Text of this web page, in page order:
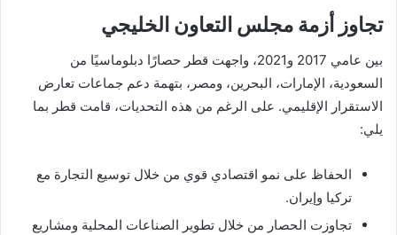
تجاوز أزمة مجلس التعاون الخليجي
بين عامي 2017 و2021، واجهت قطر حصارًا دبلوماسيًا من
السعودية، الإمارات، البحرين، ومصر، بتهمة دعم جماعات تعارض
الاستقرار الإقليمي. على الرغم من هذه التحديات، قامت قطر بما
يلي:
الحفاظ على نمو اقتصادي قوي من خلال توسيع التجارة مع
تركيا وإيران.
تجاوزت الحصار من خلال تطوير الصناعات المحلية ومشاريع